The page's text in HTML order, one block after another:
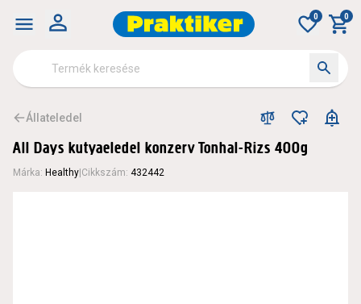
0 0
Állateledel
All Days kutyaeledel konzerv Tonhal-Rizs 400g
Márka: Healthy Cikkszám: 432442